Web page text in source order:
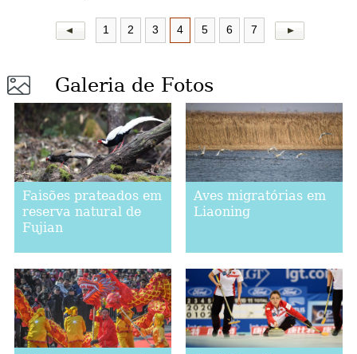
1 2 3 4 5 6 7
Galeria de Fotos
Faisões prateados em
reserva natural de
Fujian
Aves migratórias em
Liaoning